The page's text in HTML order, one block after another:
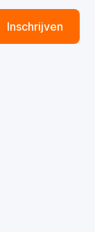
Inschrijven